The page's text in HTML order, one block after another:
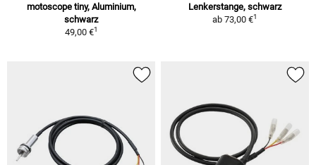
motoscope tiny, Aluminium,
schwarz
49,00 €1
Lenkerstange, schwarz
ab 73,00 €1